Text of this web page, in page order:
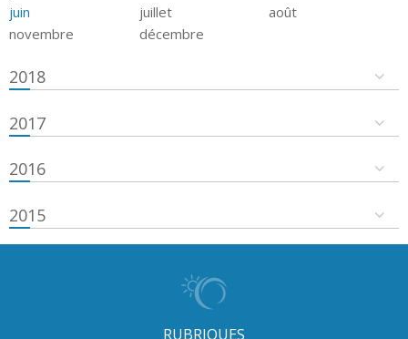
juin
juillet
août
novembre
décembre
2018
2017
2016
2015
RUBRIQUES